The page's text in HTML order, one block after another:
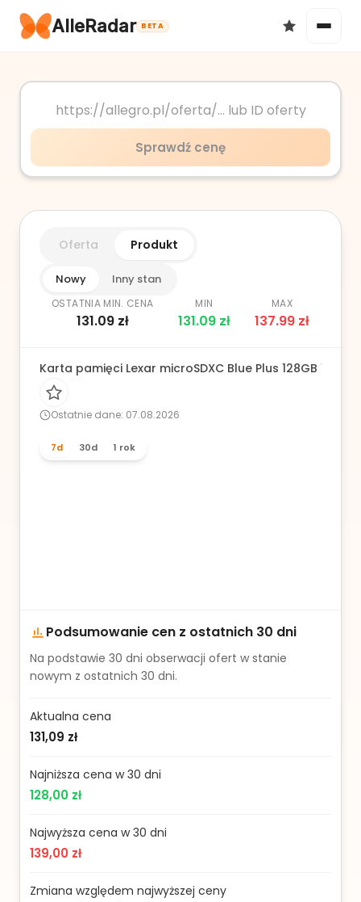
AlleRadar BETA
Okazje
Sprawdź cenę
Oferta Produkt
Nowy Inny stan
OSTATNIA MIN. CENA
131.09 zł
MIN
131.09zł
MAX
137.99zł
Karta pamięci Lexar microSDXC Blue Plus 128GB 170
Ostatnie dane: 07.08.2026
7d 30d 1 rok
Podsumowanie cen z ostatnich 30 dni
Na podstawie 30 dni obserwacji ofert w stanie
nowym z ostatnich 30 dni.
Aktualna cena
131,09 zł
Najniższa cena w 30 dni
128,00 zł
Najwyższa cena w 30 dni
139,00 zł
Zmiana względem najwyższej ceny